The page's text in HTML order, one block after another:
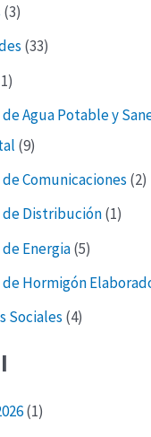
(3)
(33)
Agua Potable y
(9)
Comunicaciones (2)
de Distribución(1)
Energia(5)
Hormigón
Sociales (4)
(1)